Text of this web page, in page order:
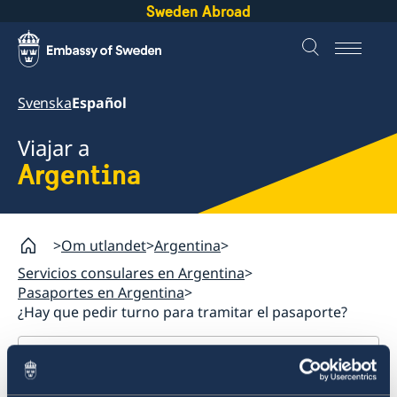
Sweden Abroad
SvenskaEspañol
Viajar a
Argentina
Om utlandet Argentina
Servicios consulares en Argentina
Pasaportes en Argentina
¿Hay que pedir turno para tramitar el pasaporte?
Argentina